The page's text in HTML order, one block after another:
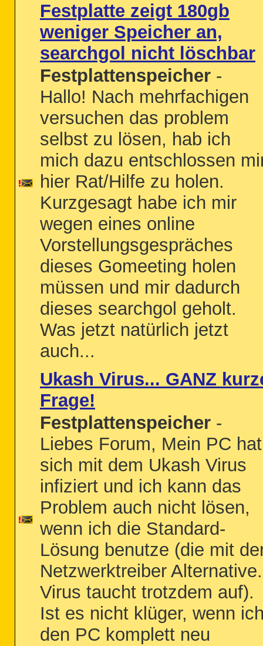
Festplatte zeigt 180gb
weniger Speicher an,
searchgol nicht löschbar
Festplattenspeicher -
Hallo! Nach mehrfachigen
versuchen das problem
selbst zu lösen, hab ich
mich dazu entschlossen
hier Rat/Hilfe zu holen.
Kurzgesagt habe ich mir
wegen eines online
Vorstellungsgespräches
dieses Gomeeting holen
müssen und mir dadurch
dieses searchgol geholt.
Was jetzt natürlich jetzt
auch...
Ukash Virus... GANZ
Frage!
Festplattenspeicher -
Liebes Forum, Mein PC hat
sich mit dem Ukash Virus
infiziert und ich kann das
Problem auch nicht lösen,
wenn ich die Standard-
Lösung benutze (die mit
Netzwerktreiber
Virus taucht trotzdem auf).
Ist es nicht klüger, wenn
den PC komplett neu